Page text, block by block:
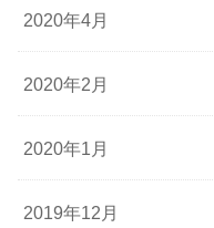
2020年4月
2020年2月
2020年1月
2019年12月